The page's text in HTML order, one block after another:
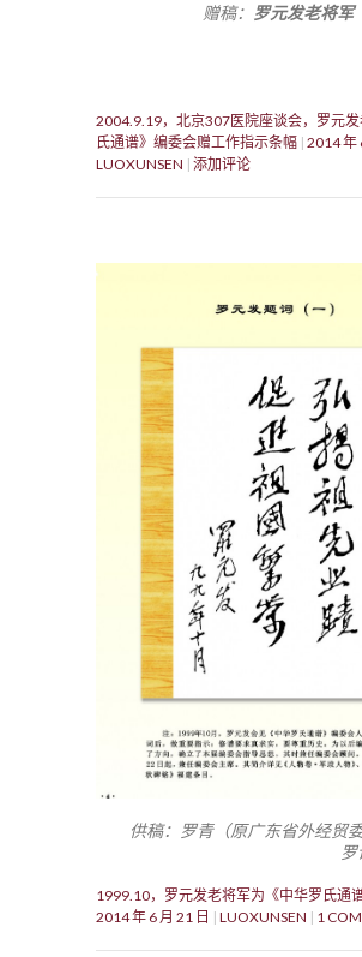
赠稿： 罗元发老将军
2004.9.19，北京307医院座谈会，罗元
氏通谱》编委会赠工作指示条幅 2014 年
LUOXUNSEN 添加评论
供稿：罗青（原广东省外经贸
1999.10，罗元发老将军为《中华罗氏通
2014 年 6 月 21 日
LUOXUNSEN 1